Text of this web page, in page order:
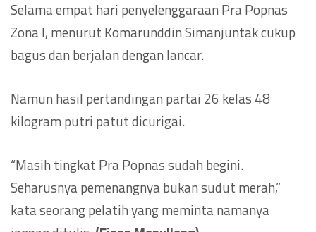
Selama empat hari penyelenggaraan Pra Popnas
Zona I, menurut Komarunddin Simanjuntak cukup
bagus dan berjalan dengan lancar.
Namun hasil pertandingan partai 26 kelas 48
kilogram putri patut dicurigai.
“Masih tingkat Pra Popnas sudah begini.
Seharusnya pemenangnya bukan sudut merah,”
kata seorang pelatih yang meminta namanya